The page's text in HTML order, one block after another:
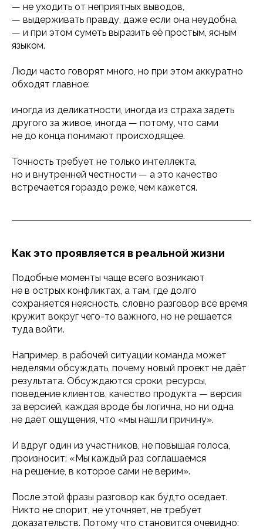
— не уходить от неприятных выводов,
— выдерживать правду, даже если она неудобна,
— и при этом суметь выразить её простым, ясным
языком.
Люди часто говорят много, но при этом аккуратно
обходят главное:
иногда из деликатности, иногда из страха задеть
другого за живое, иногда — потому, что сами
не до конца понимают происходящее.
Точность требует не только интеллекта,
но и внутренней честности — а это качество
встречается гораздо реже, чем кажется.
Как это проявляется в реальной жизни
Подобные моменты чаще всего возникают
не в острых конфликтах, а там, где долго
сохраняется неясность, словно разговор всё время
кружит вокруг чего-то важного, но не решается
туда войти.
Например, в рабочей ситуации команда может
неделями обсуждать, почему новый проект не даёт
результата. Обсуждаются сроки, ресурсы,
поведение клиентов, качество продукта — версия
за версией, каждая вроде бы логична, но ни одна
не даёт ощущения, что «мы нашли причину».
И вдруг один из участников, не повышая голоса,
произносит: «Мы каждый раз соглашаемся
на решение, в которое сами не верим».
После этой фразы разговор как будто оседает.
Никто не спорит, не уточняет, не требует
доказательств. Потому что становится очевидно: